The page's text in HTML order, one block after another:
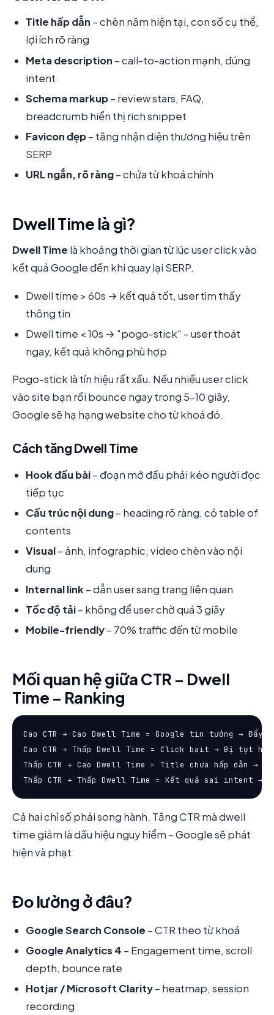
Title hấp dẫn – chèn năm hiện tại, con số cụ thể,
lợi ích rõ ràng
Meta description – call-to-action mạnh, đúng
intent
Schema markup– review stars, FAQ,
breadcrumb hiển thị rich snippet
Favicon đẹp– tăng nhận diện thương hiệu trên
SERP
URL ngắn, rõ ràng– chứa từ khoá chính
Dwell Time là gì?
Dwell Time là khoảng thời gian từ lúc user click vào
kết quả Google đến khi quay lại SERP.
Dwell time > 60s → kết quả tốt, user tìm thấy
thông tin
Dwell time < 10s → "pogo-stick" – user thoát
ngay, kết quả không phù hợp
Pogo-stick là tín hiệu rất xấu. Nếu nhiều user click
vào site bạn rồi bounce ngay trong 5-10 giây,
Google sẽ hạ hạng website cho từ khoá đó.
Cách tăng Dwell Time
Hook đầu bài– đoạn mở đầu phải kéo người đọc
tiếp tục
Cấu trúc nội dung– heading rõ ràng, có table of
contents
Visual– ảnh, infographic, video chèn vào nội
dung
Internal link – dẫn user sang trang liên quan
Tốc độ tải– không để user chờ quá 3 giây
Mobile-friendly– 70% traffic đến từ mobile
Mối quan hệ giữa CTR – Dwell
Time – Ranking
Cao CTR + Cao Dwell Time = Google tin tưởng → Đẩy
Cao CTR + Thấp Dwell Time = Click bait → Bị tụt
Thấp CTR + Cao Dwell Time = Title chưa hấp dẫn →
Thấp CTR + Thấp Dwell Time = Kết quả sai intent →
Cả hai chỉ số phải song hành. Tăng CTR mà dwell
time giảm là dấu hiệu nguy hiểm – Google sẽ phát
hiện và phạt.
Đo lường ở đâu?
Google Search Console – CTR theo từ khoá
Google Analytics 4 – Engagement time, scroll
depth, bounce rate
Hotjar / Microsoft Clarity– heatmap, session
recording